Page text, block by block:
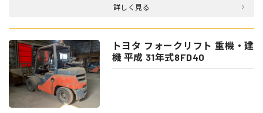
詳しく見る
トヨタ フォークリフト 重機・建
機 平成 31年式8FD40